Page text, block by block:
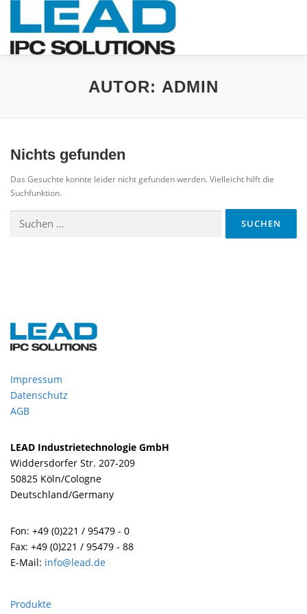
UNTERNEHMEN SERVICE
AUTOR: ADMIN
Nichts gefunden
Das Gesuchte konnte leider nicht gefunden werden. Vielleicht hilft die
Suchfunktion.
Impressum
Datenschutz
AGB
LEAD Industrietechnologie GmbH
Widdersdorfer Str. 207-209
50825 Köln/Cologne
Deutschland/Germany
Fon: +49 (0)221 / 95479 - 0
Fax: +49 (0)221 / 95479 - 88
E-Mail: info@lead.de
Produkte